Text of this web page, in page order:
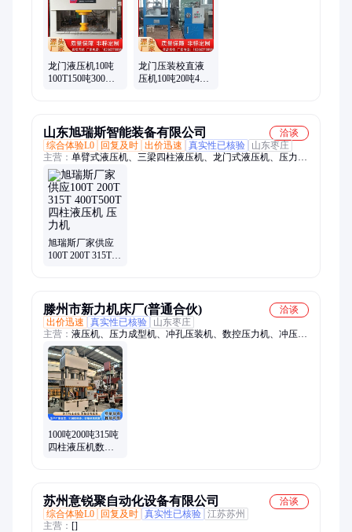
水箱拉伸液压机、复合井盖拉伸液压机、冲孔液压机、冲孔机、
冶金粉末成型液压机、校正液压机、餐盘拉伸成型液压机
龙门液压机10吨
100T150吨300吨
龙门压装校直液
压机10吨20吨40
山东旭瑞斯智能装备有限公司
洽谈
综合体验L0
回复及时 出价迅速 真实性已核验
山东枣庄
主营： 单臂式液压机、三梁四柱液压机、龙门式液压机、压力
机、框架式液压机、闭式锻压液压机、自动化生产液压机
旭瑞斯厂家供应
100T 200T 315T
滕州市新力机床厂(普通合伙)
洽谈
出价迅速
真实性已核验
山东枣庄
主营： 液压机、压力成型机、冲孔压装机、数控压力机、冲压油
压机、薄板压缩成型机、冲孔压装成型机
100吨200吨315吨
四柱液压机数控
苏州意锐聚自动化设备有限公司
洽谈
综合体验L0
回复及时 真实性已核验 江苏苏州
主营： []